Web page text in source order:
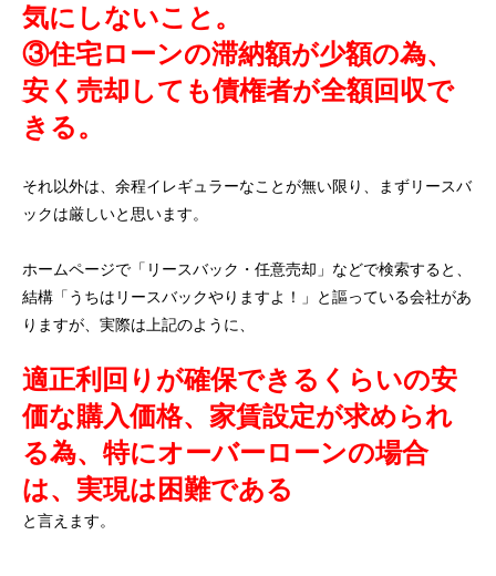
気にしないこと。
③住宅ローンの滞納額が少額の為、
安く売却しても債権者が全額回収で
きる。
それ以外は、余程イレギュラーなことが無い限り、まずリースバ
ックは厳しいと思います。
ホームページで「リースバック・任意売却」などで検索すると、
結構「うちはリースバックやりますよ！」と謳っている会社があ
りますが、実際は上記のように、
適正利回りが確保できるくらいの安
価な購入価格、家賃設定が求められ
る為、特にオーバーローンの場合
は、実現は困難である
と言えます。